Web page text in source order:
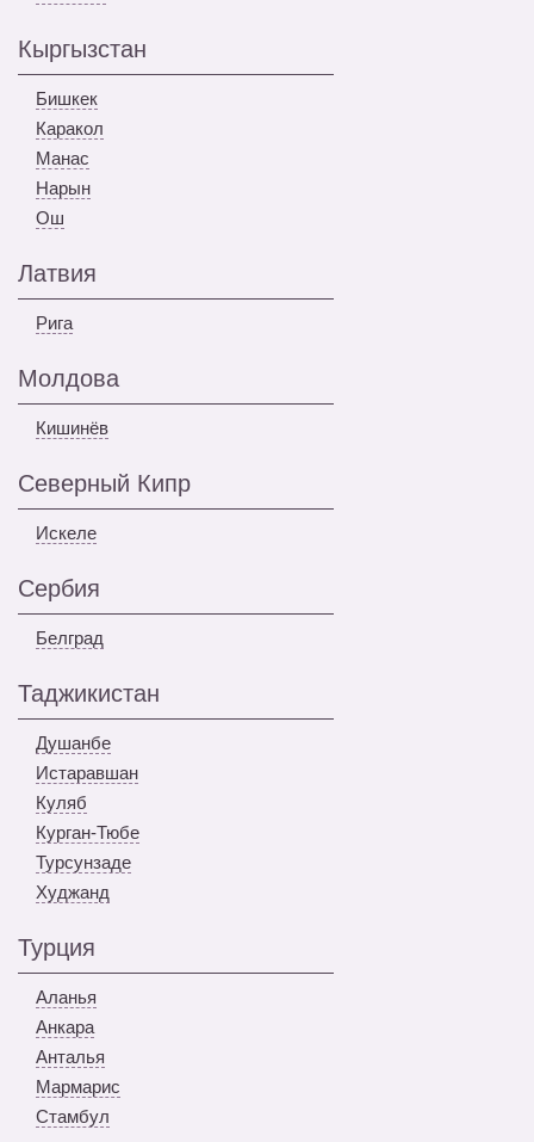
Кыргызстан
Бишкек
Каракол
Манас
Нарын
Ош
Латвия
Рига
Молдова
Кишинёв
Северный Кипр
Искеле
Сербия
Белград
Таджикистан
Душанбе
Истаравшан
Куляб
Курган-Тюбе
Турсунзаде
Худжанд
Турция
Аланья
Анкара
Анталья
Мармарис
Стамбул